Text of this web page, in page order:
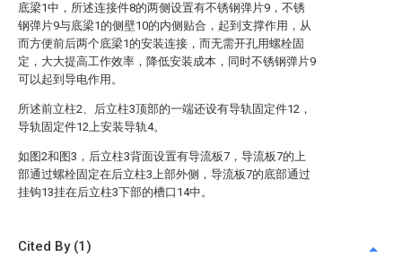
底梁1中，所述连接件8的两侧设置有不锈钢弹片9，不锈
钢弹片9与底梁1的侧壁10的内侧贴合，起到支撑作用，从
而方便前后两个底梁1的安装连接，而无需开孔用螺栓固
定，大大提高工作效率，降低安装成本，同时不锈钢弹片9
可以起到导电作用。
所述前立柱2、后立柱3顶部的一端还设有导轨固定件12，
导轨固定件12上安装导轨4。
如图2和图3，后立柱3背面设置有导流板7，导流板7的上
部通过螺栓固定在后立柱3上部外侧，导流板7的底部通过
挂钩13挂在后立柱3下部的槽口14中。
Cited By (1)